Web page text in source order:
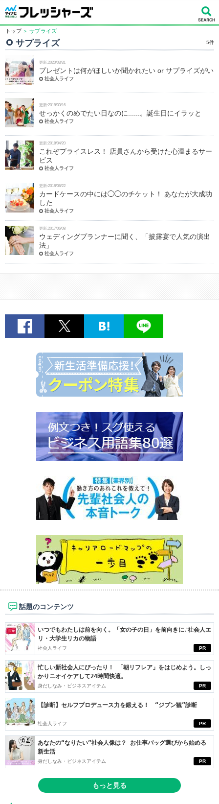
トップ ＞ サプライズ
サプライズ 5件
更新:2020/03/31
プレゼントは何がほしいか聞かれたい or サプライズがい
社会人ライフ
更新:2018/03/16
せっかくのめでたい日なのに......。誕生日にイラッと
社会人ライフ
更新:2018/04/20
これぞプライスレス！ 店員さんから受けた心温まるサー
ビス
社会人ライフ
更新:2018/06/22
カードケースの中には◯◯のチケット！ あなたが大成功
した
社会人ライフ
更新:2017/06/08
ウェディングプランナーに聞く、「披露宴で人気の演出
法」
社会人ライフ
話題のコンテンツ
PR
いつでもわたしは前を向く。「女の子の日」を前向きに♪社会人エ
リ・大学生リカの物語
社会人ライフ
PR
忙しい新社会人にぴったり！ 「朝リフレア」をはじめよう。しっ
かりニオイケアして24時間快適。
身だしなみ・ビジネスアイテム
PR
【診断】セルフプロデュース力を鍛える！ “ジブン観”診断
社会人ライフ
PR
あなたの“なりたい”社会人像は？ お仕事バッグ選びから始める
新生活
身だしなみ・ビジネスアイテム
もっと見る